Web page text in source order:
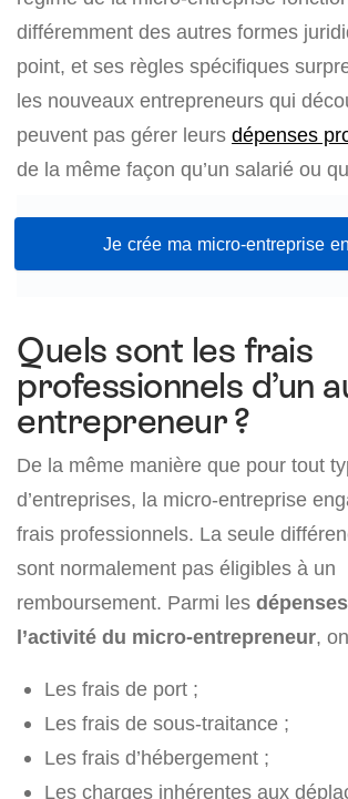
différemment des autres formes
point, et ses règles spécifiques
les nouveaux entrepreneurs qui
peuvent pas gérer leurs dépenses
de la même façon qu’un salarié ou
Je crée ma micro-entreprise
Quels sont les frais
professionnels d’un
entrepreneur ?
De la même manière que pour tout
d’entreprises, la micro-entreprise
frais professionnels. La seule
sont normalement pas éligibles à un
remboursement. Parmi les
l’activité du micro-entrepreneur,
Les frais de port ;
Les frais de sous-traitance ;
Les frais d’hébergement ;
Les charges inhérentes aux